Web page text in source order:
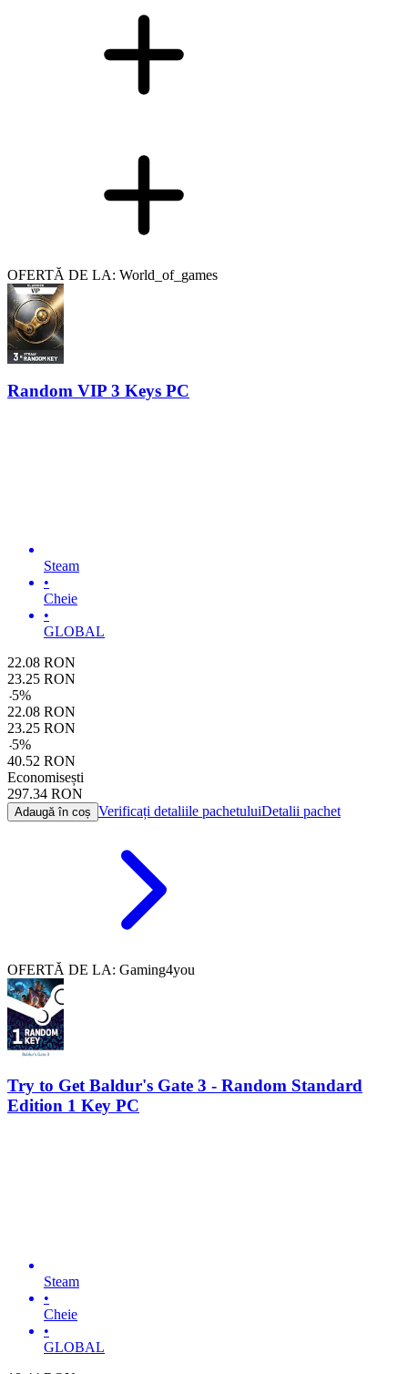
OFERTĂ DE LA: World_of_games
Random VIP 3 Keys PC
Steam
•
Cheie
•
GLOBAL
22.08 RON
23.25 RON
-5%
22.08 RON
23.25 RON
-5%
40.52 RON
Economisești
297.34 RON
Adaugă în coș Verificați detaliile pachetuluiDetalii pachet
OFERTĂ DE LA: Gaming4you
Try to Get Baldur's Gate 3 - Random Standard
Edition 1 Key PC
Steam
•
Cheie
•
GLOBAL